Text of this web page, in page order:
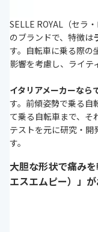
SELLE ROYAL（セラ
のブランドで、特徴は
す。自転車に乗る際の
影響を考慮し、ライテ
イタリアメーカーなら
す。前傾姿勢で乗る自
て乗る自転車まで、そ
テストを元に研究・開
す。
大胆な形状で痛み
エスエムピー）」